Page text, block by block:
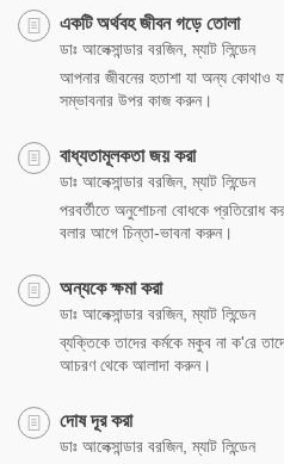
একটি অর্থবহ জীবন গড়ে তোলা
ডাঃ আলেক্সান্ডার বরজিন, ম্যাট লিন্ডেন
আপনার জীবনের হতাশা যা অন্য কোথাও
সম্ভাবনার উপর কাজ করুন।
বাধ্যতামূলকতা জয় করা
ডাঃ আলেক্সান্ডার বরজিন, ম্যাট লিন্ডেন
পরবর্তীতে অনুশোচনা বোধকে প্রতিরোধ
বলার আগে চিন্তা-ভাবনা করুন।
অন্যকে ক্ষমা করা
ডাঃ আলেক্সান্ডার বরজিন, ম্যাট লিন্ডেন
ব্যক্তিকে তাদের কর্মকে মকুব না ক'রে
আচরণ থেকে আলাদা করুন।
দোষ দূর করা
ডাঃ আলেক্সান্ডার বরজিন, ম্যাট লিন্ডেন